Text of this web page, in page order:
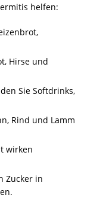
helfen:
Hirse und
Sie Softdrinks,
Rind und Lamm
wirken
Zucker in